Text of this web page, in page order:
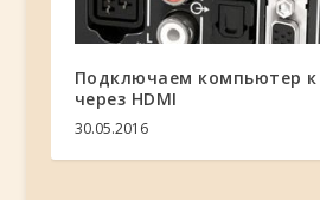
Подключаем компьютер к
через HDMI
30.05.2016